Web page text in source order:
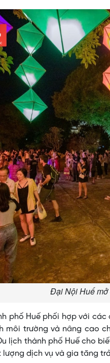
Đại Nội Huế mở
phố Huế phối hợp với
môi trường và nâng cao
lịch thành phố Huế cho
dịch vụ và gia tăng